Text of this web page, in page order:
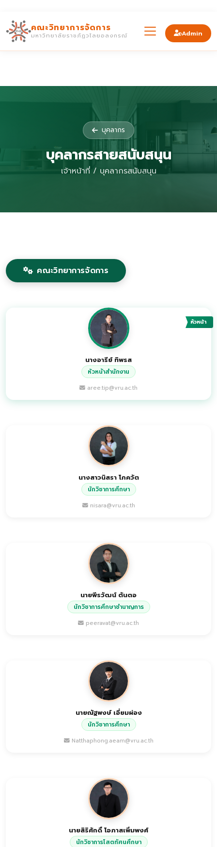
คณะวิทยาการจัดการ
มหาวิทยาลัยราชภัฏวไลยอลงกรณ์ Admin
บุคลากร
บุคลากรสายสนับสนุน
เจ้าหน้าที่ / บุคลากรสนับสนุน
คณะวิทยาการจัดการ
หัวหน้า
นางอารีย์ ทิพรส
หัวหน้าสำนักงาน
aree.tip@vru.ac.th
นางสาวนิสรา โภควัต
นักวิชาการศึกษา
nisara@vru.ac.th
นายพีรวัฒน์ ตันตอ
นักวิชาการศึกษาชำนาญการ
peeravat@vru.ac.th
นายณัฐพงษ์ เอี่ยมผ่อง
นักวิชาการศึกษา
Natthaphong.aeam@vru.ac.th
นายสิริศักดิ์ โอภาสเพิ่มพงศ์
นักวิชาการโสตทัศนศึกษา